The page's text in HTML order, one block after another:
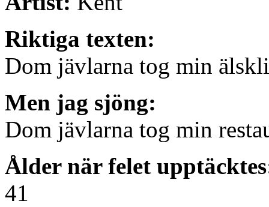
Riktiga texten:
Dom jävlarna tog min
Men jag sjöng:
Dom jävlarna tog min
Ålder när felet
41